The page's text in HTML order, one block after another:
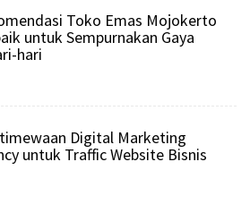
Toko Emas Mojokerto
untuk Sempurnakan Gaya
hari
Digital Marketing
untuk Traffic Website Bisnis